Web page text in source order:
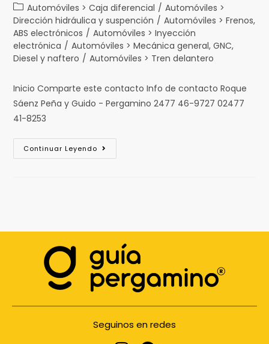
Automóviles > Caja diferencial / Automóviles >
Dirección hidráulica y suspención / Automóviles > Frenos,
ABS electrónicos / Automóviles > Inyección
electrónica / Automóviles > Mecánica general, GNC,
Diesel y naftero / Automóviles > Tren delantero
Inicio Comparte este contacto Info de contacto Roque
Sáenz Peña y Guido - Pergamino 2477 46-9727 02477
41-8253
Continuar Leyendo
Seguinos en redes